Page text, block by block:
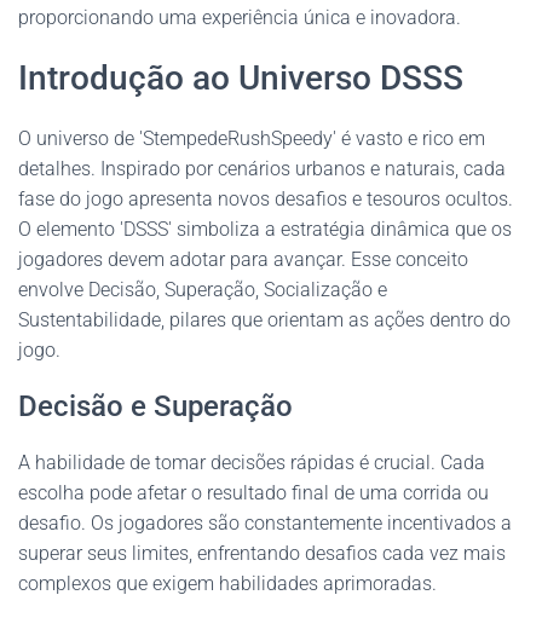
proporcionando uma experiência única e inovadora.
Introdução ao Universo DSSS
O universo de 'StempedeRushSpeedy' é vasto e rico em
detalhes. Inspirado por cenários urbanos e naturais, cada
fase do jogo apresenta novos desafios e tesouros ocultos.
O elemento 'DSSS' simboliza a estratégia dinâmica que os
jogadores devem adotar para avançar. Esse conceito
envolve Decisão, Superação, Socialização e
Sustentabilidade, pilares que orientam as ações dentro do
jogo.
Decisão e Superação
A habilidade de tomar decisões rápidas é crucial. Cada
escolha pode afetar o resultado final de uma corrida ou
desafio. Os jogadores são constantemente incentivados a
superar seus limites, enfrentando desafios cada vez mais
complexos que exigem habilidades aprimoradas.